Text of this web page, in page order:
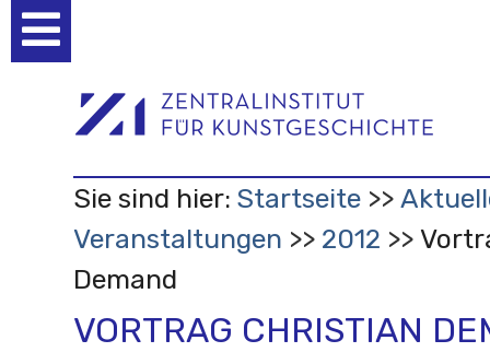
Werkzeuge
Sie sind hier: Startseite
Veranstaltungen
2012
Demand
VORTRAG CHRISTIAN